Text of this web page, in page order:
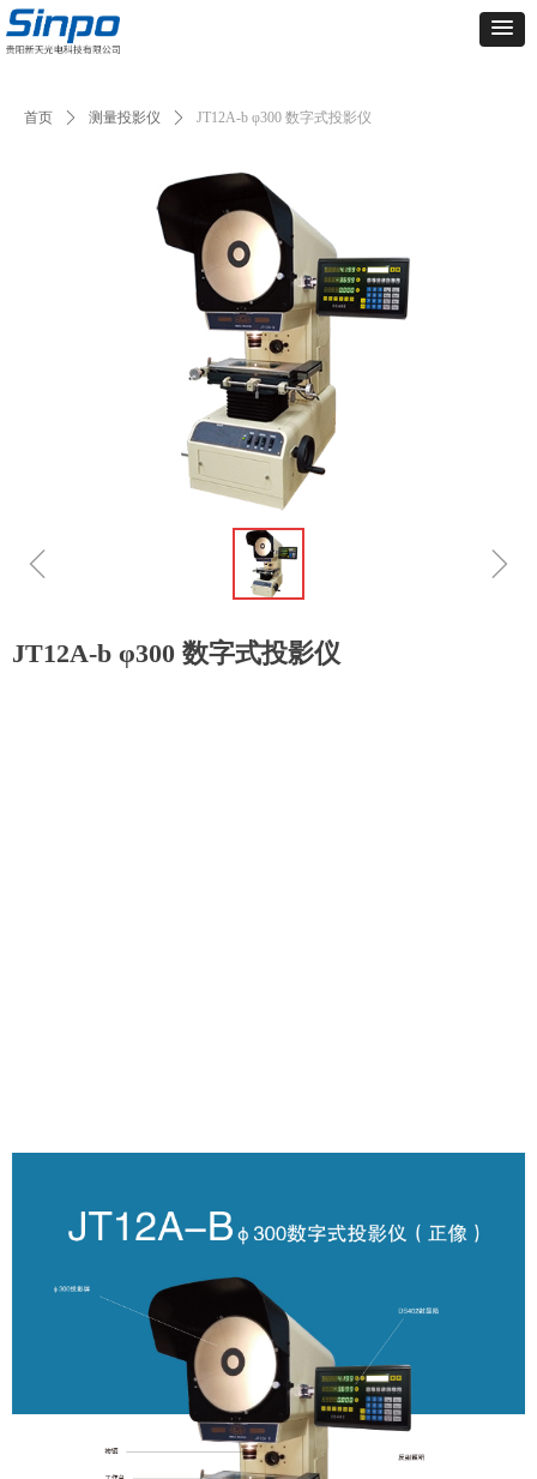
首页 ꄲ 测量投影仪 ꄲ JT12A-b φ300 数字式投影仪
ꁆ ꁇ
JT12A-b φ300 数字式投影仪